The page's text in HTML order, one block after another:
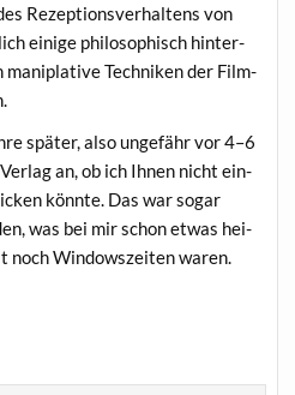
Rezep­ti­ons­ver­hal­tens von
eini­ge phi­lo­so­phisch hin­ter­
mani­pla­ti­ve Tech­ni­ken der Film­
spä­ter, also unge­fähr vor 4–6
an, ob ich Ihnen nicht ein­
könn­te. Das war sogar
was bei mir schon etwas hei­
noch Win­dows­zei­ten waren.